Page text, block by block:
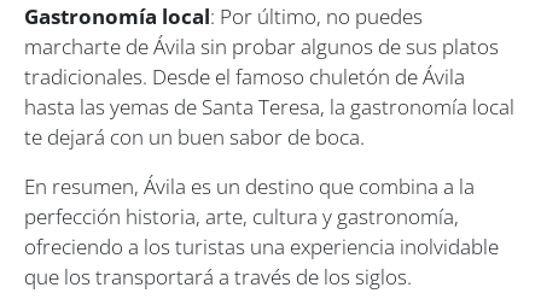
Gastronomía local: Por último, no puedes
marcharte de Ávila sin probar algunos de sus platos
tradicionales. Desde el famoso chuletón de Ávila
hasta las yemas de Santa Teresa, la gastronomía local
te dejará con un buen sabor de boca.
En resumen, Ávila es un destino que combina a la
perfección historia, arte, cultura y gastronomía,
ofreciendo a los turistas una experiencia inolvidable
que los transportará a través de los siglos.